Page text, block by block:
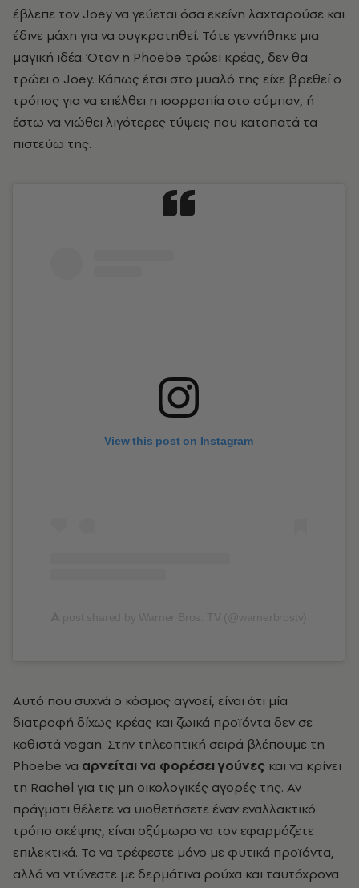
έβλεπε τον Joey να γεύεται όσα εκείνη λαχταρούσε και
έδινε μάχη για να συγκρατηθεί. Τότε γεννήθηκε μια
μαγική ιδέα. Όταν η Phoebe τρώει κρέας, δεν θα
τρώει ο Joey. Κάπως έτσι στο μυαλό της είχε βρεθεί ο
τρόπος για να επέλθει η ισορροπία στο σύμπαν, ή
έστω να νιώθει λιγότερες τύψεις που καταπατά τα
πιστεύω της.
View this post on Instagram
Αυτό που συχνά ο κόσμος αγνοεί, είναι ότι μία
διατροφή δίχως κρέας και ζωικά προϊόντα δεν σε
καθιστά vegan. Στην τηλεοπτική σειρά βλέπουμε τη
Phoebe να αρνείται να φορέσει γούνες και να κρίνει
τη Rachel για τις μη οικολογικές αγορές της. Αν
πράγματι θέλετε να υιοθετήσετε έναν εναλλακτικό
τρόπο σκέψης, είναι οξύμωρο να τον εφαρμόζετε
επιλεκτικά. Το να τρέφεστε μόνο με φυτικά προϊόντα,
αλλά να ντύνεστε με δερμάτινα ρούχα και ταυτόχρονα